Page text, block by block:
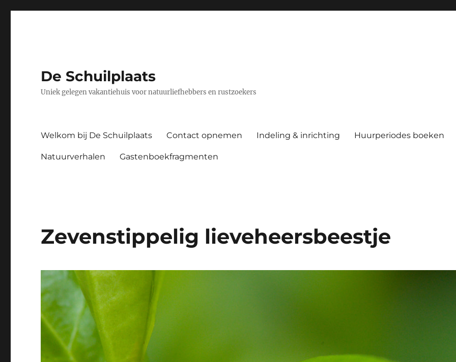
De Schuilplaats
Uniek gelegen vakantiehuis voor natuurliefhebbers en rustzoekers
Welkom bij De Schuilplaats Contact opnemen Indeling & inrichting Huurperiodes boeken
Natuurverhalen Gastenboekfragmenten
Zevenstippelig lieveheersbeestje